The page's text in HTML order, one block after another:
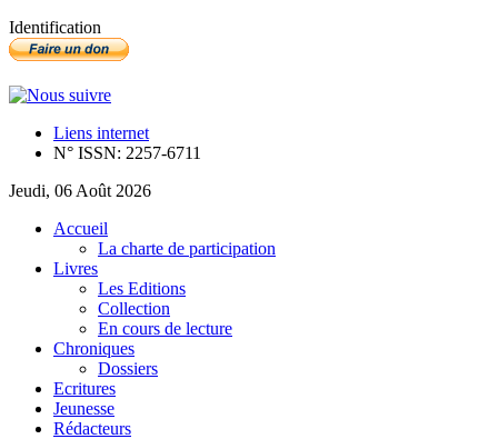
Identification
Liens internet
N° ISSN: 2257-6711
Jeudi, 06 Août 2026
Accueil
La charte de participation
Livres
Les Editions
Collection
En cours de lecture
Chroniques
Dossiers
Ecritures
Jeunesse
Rédacteurs